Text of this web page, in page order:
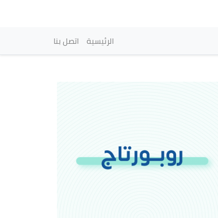
principale
الرئيسية اتصل بنا